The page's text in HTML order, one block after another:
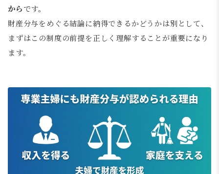
からです。
財産分与をめぐる結論に納得できるかどうかは別として、
まずはこの制度の前提を正しく理解することが重要になり
ます。